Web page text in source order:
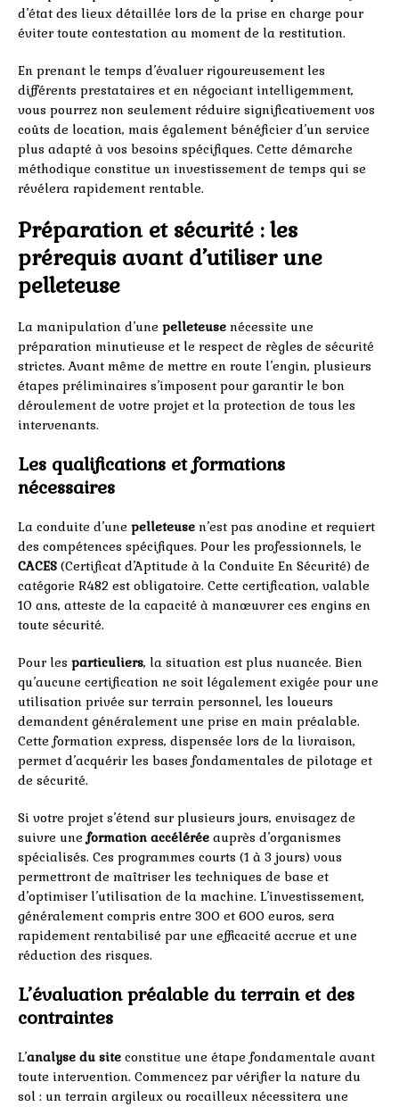
d’état des lieux détaillée lors de la prise en charge pour
éviter toute contestation au moment de la restitution.
En prenant le temps d’évaluer rigoureusement les
différents prestataires et en négociant intelligemment,
vous pourrez non seulement réduire significativement vos
coûts de location, mais également bénéficier d’un service
plus adapté à vos besoins spécifiques. Cette démarche
méthodique constitue un investissement de temps qui se
révélera rapidement rentable.
Préparation et sécurité : les
prérequis avant d’utiliser une
pelleteuse
La manipulation d’une pelleteuse nécessite une
préparation minutieuse et le respect de règles de sécurité
strictes. Avant même de mettre en route l’engin, plusieurs
étapes préliminaires s’imposent pour garantir le bon
déroulement de votre projet et la protection de tous les
intervenants.
Les qualifications et formations
nécessaires
La conduite d’une pelleteuse n’est pas anodine et requiert
des compétences spécifiques. Pour les professionnels, le
CACES (Certificat d’Aptitude à la Conduite En Sécurité) de
catégorie R482 est obligatoire. Cette certification, valable
10 ans, atteste de la capacité à manœuvrer ces engins en
toute sécurité.
Pour les particuliers, la situation est plus nuancée. Bien
qu’aucune certification ne soit légalement exigée pour une
utilisation privée sur terrain personnel, les loueurs
demandent généralement une prise en main préalable.
Cette formation express, dispensée lors de la livraison,
permet d’acquérir les bases fondamentales de pilotage et
de sécurité.
Si votre projet s’étend sur plusieurs jours, envisagez de
suivre uneformation accélérée auprès d’organismes
spécialisés. Ces programmes courts (1 à 3 jours) vous
permettront de maîtriser les techniques de base et
d’optimiser l’utilisation de la machine. L’investissement,
généralement compris entre 300 et 600 euros, sera
rapidement rentabilisé par une efficacité accrue et une
réduction des risques.
L’évaluation préalable du terrain et des
contraintes
L’analyse du site constitue une étape fondamentale avant
toute intervention. Commencez par vérifier la nature du
sol : un terrain argileux ou rocailleux nécessitera une